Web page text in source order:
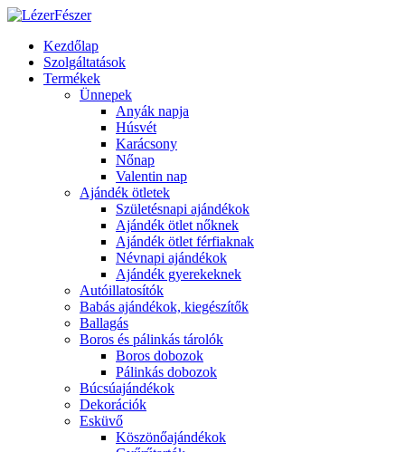
Kezdőlap
Szolgáltatások
Termékek
Ünnepek
Anyák napja
Húsvét
Karácsony
Nőnap
Valentin nap
Ajándék ötletek
Születésnapi ajándékok
Ajándék ötlet nőknek
Ajándék ötlet férfiaknak
Névnapi ajándékok
Ajándék gyerekeknek
Autóillatosítók
Babás ajándékok, kiegészítők
Ballagás
Boros és pálinkás tárolók
Boros dobozok
Pálinkás dobozok
Búcsúajándékok
Dekorációk
Esküvő
Köszönőajándékok